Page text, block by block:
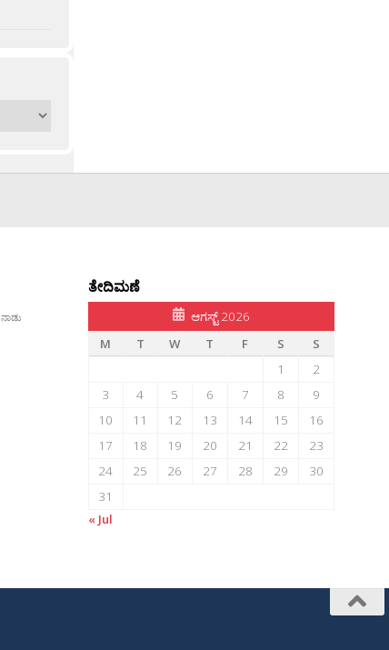
ನಾಡು
ತೇದಿಮಣೆ
ಆಗಸ್ಟ್ 2026
M
T W T F S
S
1
2
3
4 5 6 7 8
9
10
11 12 13 14 15
16
17
18 19 20 21 22
23
24
25 26 27 28 29
30
31
« Jul